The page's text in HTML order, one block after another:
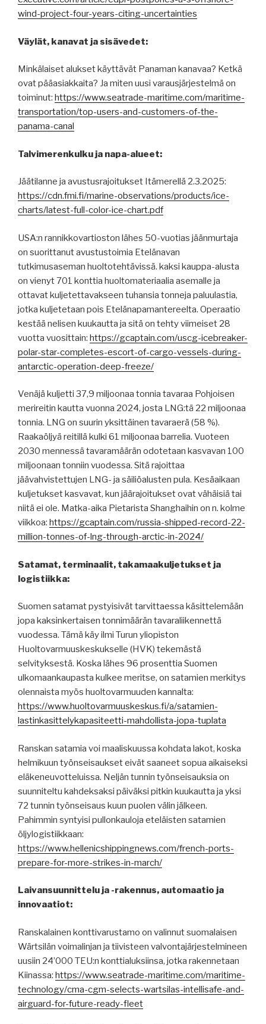
wind-project-four-years-citing-uncertainties
Väylät, kanavat ja sisävedet:
Minkälaiset alukset käyttävät Panaman kanavaa? Ketkä
ovat pääasiakkaita? Ja miten uusi varausjärjestelmä on
toiminut: https://www.seatrade-maritime.com/maritime-
transportation/top-users-and-customers-of-the-
panama-canal
Talvimerenkulku ja napa-alueet:
Jäätilanne ja avustusrajoitukset Itämerellä 2.3.2025:
https://cdn.fmi.fi/marine-observations/products/ice-
charts/latest-full-color-ice-chart.pdf
USA:n rannikkovartioston lähes 50-vuotias jäänmurtaja
on suorittanut avustustoimia Etelänavan
tutkimusaseman huoltotehtävissä. kaksi kauppa-alusta
on vienyt 701 konttia huoltomateriaalia asemalle ja
ottavat kuljetettavakseen tuhansia tonneja paluulastia,
jotka kuljetetaan pois Etelänapamantereelta. Operaatio
kestää nelisen kuukautta ja sitä on tehty viimeiset 28
vuotta vuosittain: https://gcaptain.com/uscg-icebreaker-
polar-star-completes-escort-of-cargo-vessels-during-
antarctic-operation-deep-freeze/
Venäjä kuljetti 37,9 miljoonaa tonnia tavaraa Pohjoisen
merireitin kautta vuonna 2024, josta LNG:tä 22 miljoonaa
tonnia. LNG on suurin yksittäinen tavaraerä (58 %).
Raakaöljyä reitillä kulki 61 miljoonaa barrelia. Vuoteen
2030 mennessä tavaramäärän odotetaan kasvavan 100
miljoonaan tonniin vuodessa. Sitä rajoittaa
jäävahvistettujen LNG- ja säiliöalusten pula. Kesäaikaan
kuljetukset kasvavat, kun jäärajoitukset ovat vähäisiä tai
niitä ei ole. Matka-aika Pietarista Shanghaihin on n. kolme
viikkoa: https://gcaptain.com/russia-shipped-record-22-
million-tonnes-of-lng-through-arctic-in-2024/
Satamat, terminaalit, takamaakuljetukset ja
logistiikka:
Suomen satamat pystyisivät tarvittaessa käsittelemään
jopa kaksinkertaisen tonnimäärän tavaraliikennettä
vuodessa. Tämä käy ilmi Turun yliopiston
Huoltovarmuuskeskukselle (HVK) tekemästä
selvityksestä. Koska lähes 96 prosenttia Suomen
ulkomaankaupasta kulkee meritse, on satamien merkitys
olennaista myös huoltovarmuuden kannalta:
https://www.huoltovarmuuskeskus.fi/a/satamien-
lastinkasittelykapasiteetti-mahdollista-jopa-tuplata
Ranskan satamia voi maaliskuussa kohdata lakot, koska
helmikuun työnseisaukset eivät saaneet sopua aikaiseksi
eläkeneuvotteluissa. Neljän tunnin työnseisauksia on
suunniteltu kahdeksaksi päiväksi pitkin kuukautta ja yksi
72 tunnin työnseisaus kuun puolen välin jälkeen.
Pahimmin syntyisi pullonkauloja eteläisten satamien
öljylogistiikkaan:
https://www.hellenicshippingnews.com/french-ports-
prepare-for-more-strikes-in-march/
Laivansuunnittelu ja -rakennus, automaatio ja
innovaatiot:
Ranskalainen konttivarustamo on valinnut suomalaisen
Wärtsilän voimalinjan ja tiivisteen valvontajärjestelmineen
uusiin 24’000 TEU:n konttialuksiinsa, jotka rakennetaan
Kiinassa: https://www.seatrade-maritime.com/maritime-
technology/cma-cgm-selects-wartsilas-intellisafe-and-
airguard-for-future-ready-fleet